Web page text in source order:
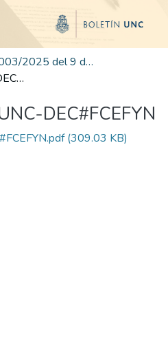
Edición 003/2025 del 9 de junio de 2025
RD-2025-918-UNC-DEC#FCEFYN
DEC#FCEFYN
(309.03 KB)